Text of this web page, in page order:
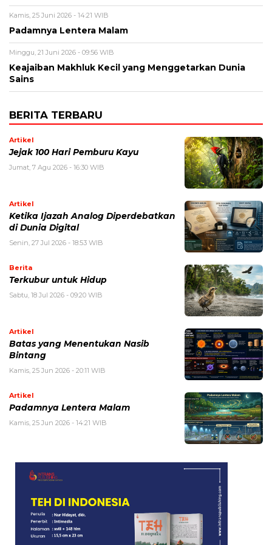
Kamis, 25 Juni 2026 - 14:21 WIB
Padamnya Lentera Malam
Minggu, 21 Juni 2026 - 09:56 WIB
Keajaiban Makhluk Kecil yang Menggetarkan Dunia
Sains
BERITA TERBARU
Artikel
Jejak 100 Hari Pemburu Kayu
Jumat, 7 Agu 2026 - 16:30 WIB
Artikel
Ketika Ijazah Analog Diperdebatkan
di Dunia Digital
Senin, 27 Jul 2026 - 18:53 WIB
Berita
Terkubur untuk Hidup
Sabtu, 18 Jul 2026 - 09:20 WIB
Artikel
Batas yang Menentukan Nasib
Bintang
Kamis, 25 Jun 2026 - 20:11 WIB
Artikel
Padamnya Lentera Malam
Kamis, 25 Jun 2026 - 14:21 WIB